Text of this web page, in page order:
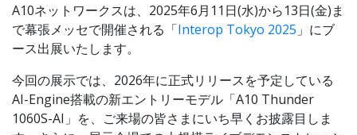
A10ネットワークスは、2025年6月11日(水)から13日(金)ま
で幕張メッセで開催される「Interop Tokyo 2025 」にブ
ース出展いたします。
今回の展示では、2026年に正式リリースを予定している
AI-Engine搭載の新エントリーモデル「A10 Thunder
1060S-AI」を、ご来場の皆さまにいち早くお披露目しま